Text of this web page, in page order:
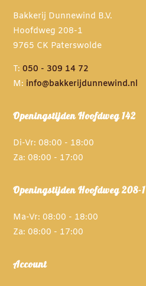
Bakkerij Dunnewind B.V.
Hoofdweg 208-1
9765 CK Paterswolde
T:050 - 309 14 72
M: info@bakkerijdunnewind.nl
Openingstijden Hoofdweg 142
Di-Vr: 08:00 - 18:00
Za: 08:00 - 17:00
Openingstijden Hoofdweg 208-1
Ma-Vr: 08:00 - 18:00
Za: 08:00 - 17:00
Account